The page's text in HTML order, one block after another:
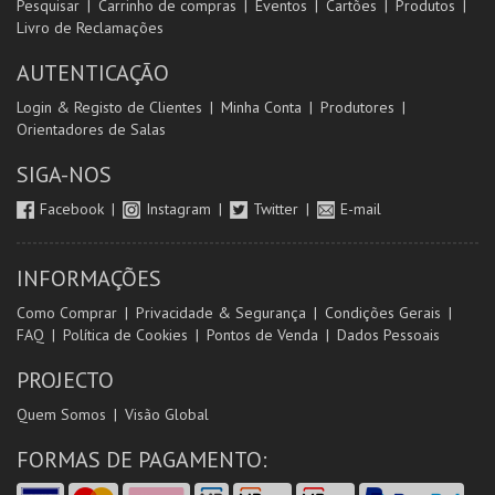
Pesquisar Carrinho de compras Eventos Cartões
Produtos
Livro de Reclamações
AUTENTICAÇÃO
Login & Registo de Clientes Minha Conta
Produtores
Orientadores de Salas
SIGA-NOS
Facebook Instagram Twitter E-mail
INFORMAÇÕES
Como Comprar Privacidade & Segurança
Condições Gerais
FAQ
Política de Cookies Pontos de Venda Dados Pessoais
PROJECTO
Quem Somos Visão Global
FORMAS DE PAGAMENTO: